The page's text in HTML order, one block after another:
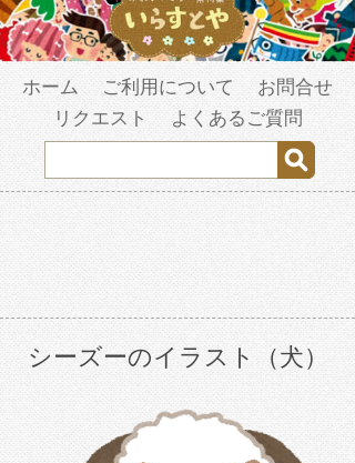
ホーム ご利用について
お問合せ
リクエスト
よくあるご質問
シーズーのイラスト（犬）